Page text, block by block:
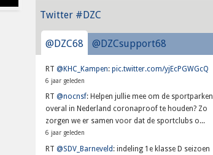
Twitter #DZC
@DZC68 @DZCsupport68
RT@KHC_Kampen:pic.twitter.com/yjEcPGWGcQ
6 jaar geleden
RT@nocnsf: Helpen jullie mee om de sportparken
overal in Nederland coronaproof te houden? Zo
zorgen we er samen voor dat de sportclubs o...
6 jaar geleden
RT@SDV_Barneveld : indeling 1e klasse D seizoen